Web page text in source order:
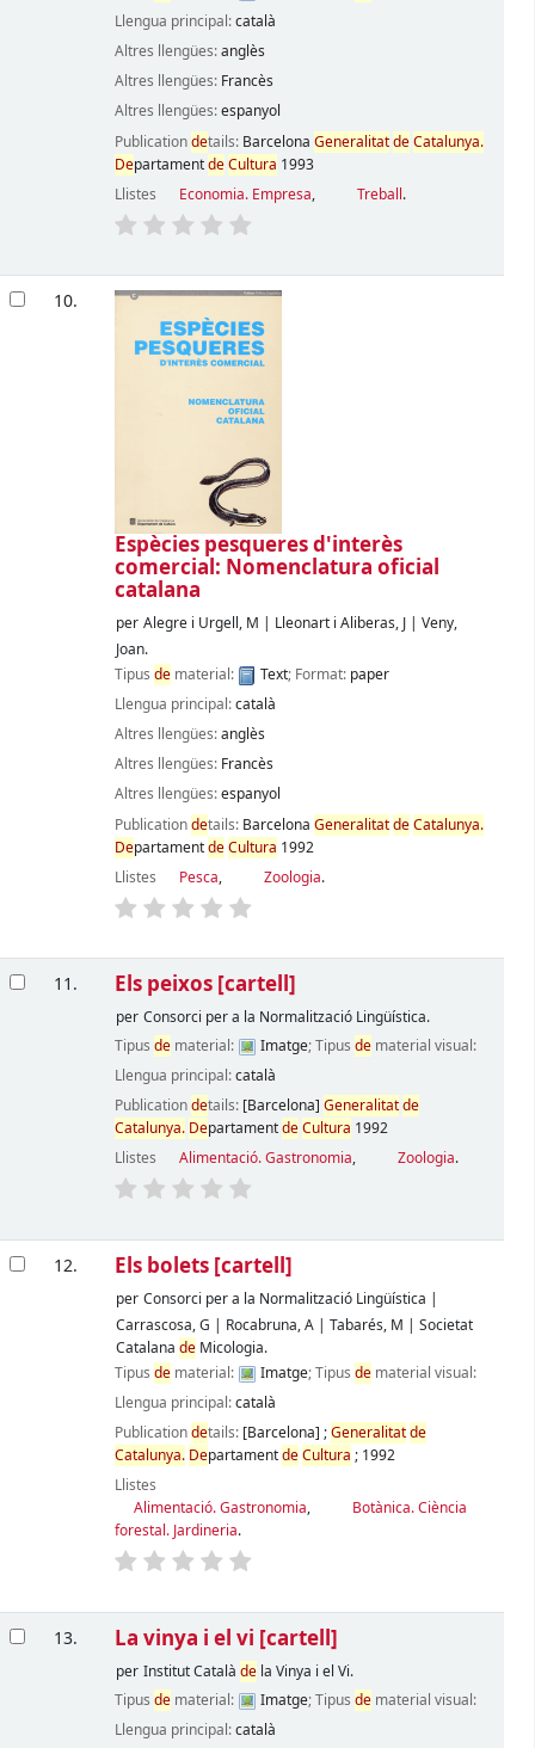
Llengua principal:català
Altres llengües:anglès
Altres llengües: Francès
Altres llengües:espanyol
Publicationdetails: Barcelona GeneralitatdeCatalunya.
DepartamentdeCultura 1993
Llistes
Economia. Empresa, Treball.
10.
Espècies pesqueres d'interès
comercial: Nomenclatura oficial
catalana
per Alegre i Urgell, M | Lleonart i Aliberas, J| Veny,
Joan.
Tipus dematerial: Text; Format: paper
Llengua principal:català
Altres llengües:anglès
Altres llengües: Francès
Altres llengües:espanyol
Publicationdetails: Barcelona GeneralitatdeCatalunya.
DepartamentdeCultura 1992
Llistes
Pesca, Zoologia.
11. Els peixos [cartell]
per Consorci per a la Normalització Lingüística.
Tipus dematerial: Imatge; Tipus dematerial visual:
Llengua principal:català
Publicationdetails: [Barcelona] Generalitatde
Catalunya. DepartamentdeCultura 1992
Llistes
Alimentació. Gastronomia, Zoologia.
12. Els bolets [cartell]
per Consorci per a la Normalització Lingüística |
Carrascosa, G
Rocabruna, A |Tabarés, M |Societat
Catalanade Micologia.
Tipus dematerial: Imatge; Tipus dematerial visual:
Llengua principal:català
Publicationdetails: [Barcelona] ;Generalitatde
Catalunya. DepartamentdeCultura ; 1992
Llistes
Alimentació. Gastronomia,
Botànica. Ciència
forestal. Jardineria.
13. La vinya i el vi [cartell]
per Institut Català dela Vinya i el Vi.
Tipus dematerial: Imatge; Tipus dematerial visual:
Llengua principal:català